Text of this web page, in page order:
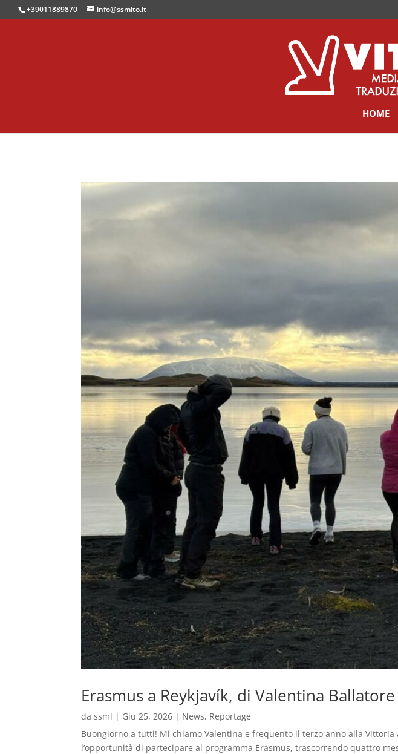
+39011889870 info@ssmlto.it
HOME
Erasmus a Reykjavík, di Valentina Ballatore
dassml | Giu 25, 2026 | News, Reportage
Buongiorno a tutti! Mi chiamo Valentina e frequento il terzo anno alla
l’opportunità di partecipare al programma Erasmus, trascorrendo quattro